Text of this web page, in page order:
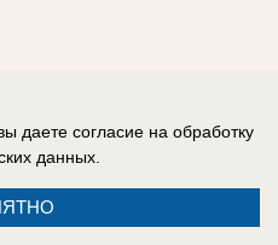
даете согласие на обработку
данных.